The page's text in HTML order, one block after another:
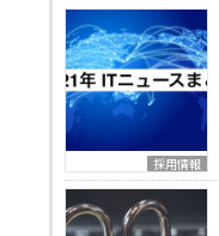
採用情報